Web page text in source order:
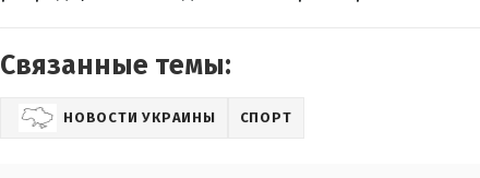
Связанные темы:
НОВОСТИ УКРАИНЫ СПОРТ